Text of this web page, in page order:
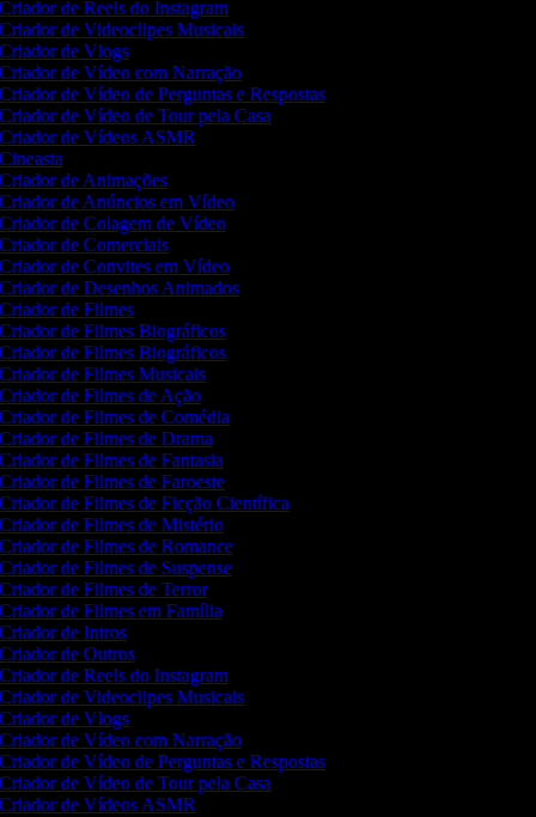
de Reels do Instagram
de Videoclipes Musicais
de Vlogs
de Vídeo com Narração
de Vídeo de Perguntas e Respostas
de Vídeo de Tour pela Casa
de Vídeos ASMR
de Animações
de Anúncios em Vídeo
de Colagem de Vídeo
de Comerciais
de Convites em Vídeo
de Desenhos Animados
de Filmes
de Filmes Biográficos
de Filmes Biográficos
de Filmes Musicais
de Filmes de Ação
de Filmes de Comédia
de Filmes de Drama
de Filmes de Fantasia
de Filmes de Faroeste
de Filmes de Ficção Científica
de Filmes de Mistério
de Filmes de Romance
de Filmes de Suspense
de Filmes de Terror
de Filmes em Família
de Intros
de Outros
de Reels do Instagram
de Videoclipes Musicais
de Vlogs
de Vídeo com Narração
de Vídeo de Perguntas e Respostas
de Vídeo de Tour pela Casa
de Vídeos ASMR